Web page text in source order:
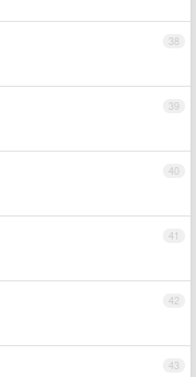
38
39
40
41
42
43